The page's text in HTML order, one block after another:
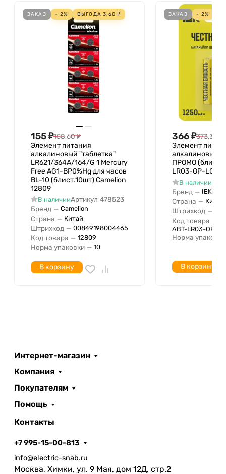
ЗАКАЗ - 2% ВЫГОДА3,60 ₽
155₽158,60₽
Элемент питания
алкалиновый "таблетка"
LR621/364A/164/G 1 Mercury
Free AG1-BP0%Hg для часов
BL-10 (блист.10шт) Camelion
12809
В наличииАртикул 478523
Бренд — Camelion
Страна — Китай
Штрихкод — 00849198004465
Код товара — 12809
Норма упаковки — 10
В корзину
ЗАКАЗ - 2%
366₽373,32
Элемент
алкалиновый
ПРОМО
LR03-OP-L05-
В наличии
Бренд — IEK
Страна — Китай
Штрихкод —
Код товара
ABT-LR03-OP-
Норма упаковки
В корзину
Интернет-магазин
Компания
Покупателям
Помощь
Контакты
+7 995-15-00-813
info@electric-snab.ru
Москва, Химки, ул. 9 Мая, дом 12Д, стр.2